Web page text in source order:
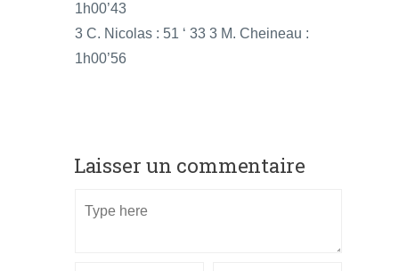
1h00’43
3 C. Nicolas : 51 ‘ 33 3 M. Cheineau :
1h00’56
Laisser un commentaire